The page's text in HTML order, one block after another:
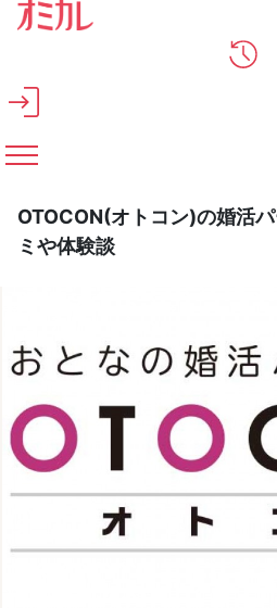
メインコンテンツへスキップ
OTOCON(オトコン)の婚活
ミや体験談